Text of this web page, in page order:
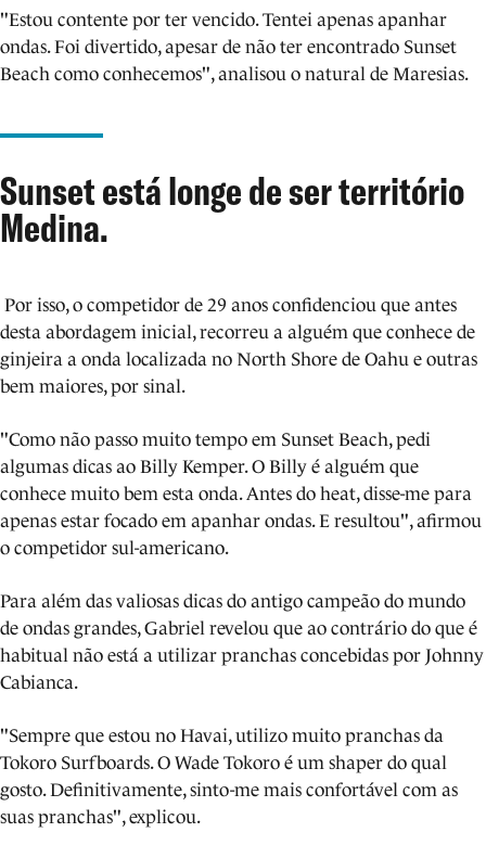
"Estou contente por ter vencido. Tentei apenas apanhar
ondas. Foi divertido, apesar de não ter encontrado Sunset
Beach como conhecemos", analisou o natural de Maresias.
Sunset está longe de ser território
Medina.
Por isso, o competidor de 29 anos confidenciou que antes
desta abordagem inicial, recorreu a alguém que conhece de
ginjeira a onda localizada no North Shore de Oahu e outras
bem maiores, por sinal.
"Como não passo muito tempo em Sunset Beach, pedi
algumas dicas ao Billy Kemper. O Billy é alguém que
conhece muito bem esta onda. Antes do heat, disse-me para
apenas estar focado em apanhar ondas. E resultou", afirmou
o competidor sul-americano.
Para além das valiosas dicas do antigo campeão do mundo
de ondas grandes, Gabriel revelou que ao contrário do que é
habitual não está a utilizar pranchas concebidas por Johnny
Cabianca.
"Sempre que estou no Havai, utilizo muito pranchas da
Tokoro Surfboards. O Wade Tokoro é um shaper do qual
gosto. Definitivamente, sinto-me mais confortável com as
suas pranchas", explicou.